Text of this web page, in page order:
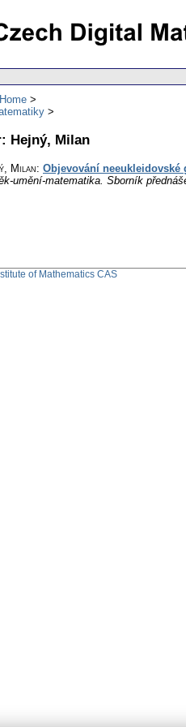
Hejný, Milan
Milan: Objevování neeukleidovské
umění-matematika. Sborník
of Mathematics CAS